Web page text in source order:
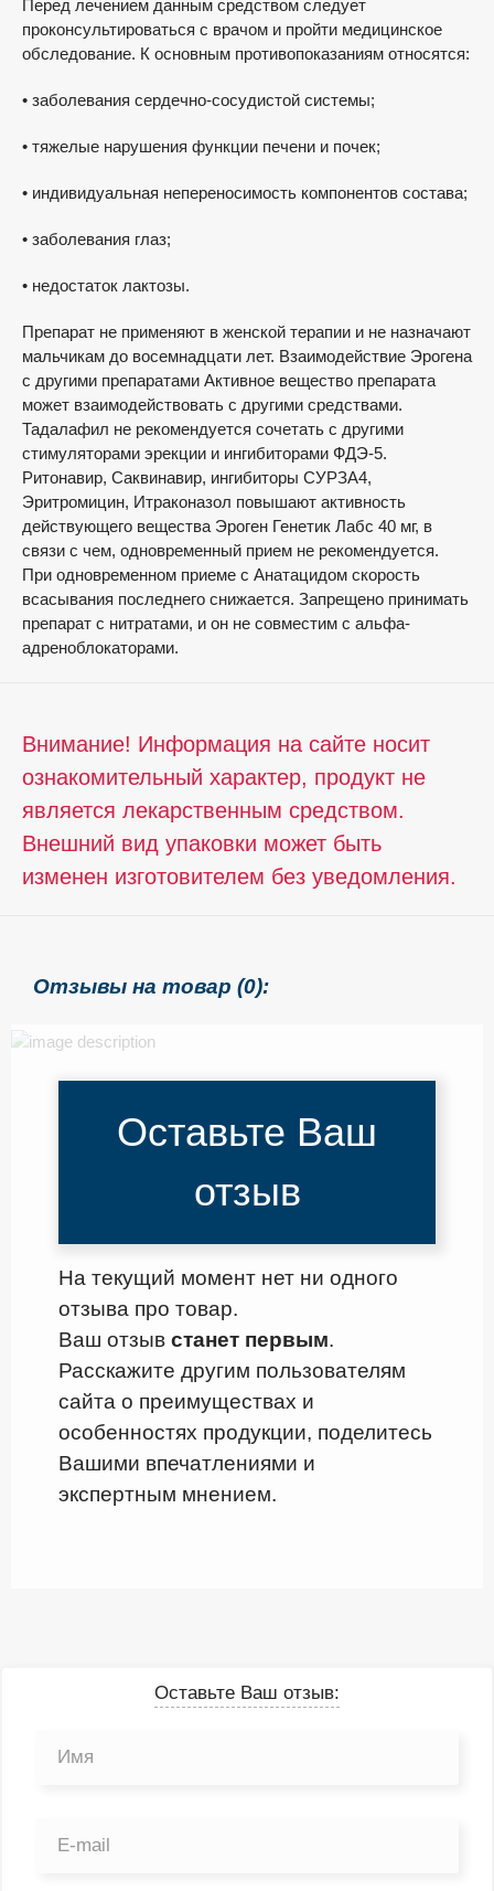
Перед лечением данным средством следует
проконсультироваться с врачом и пройти медицинское
обследование. К основным противопоказаниям относятся:
• заболевания сердечно-сосудистой системы;
• тяжелые нарушения функции печени и почек;
• индивидуальная непереносимость компонентов состава;
• заболевания глаз;
• недостаток лактозы.
Препарат не применяют в женской терапии и не назначают
мальчикам до восемнадцати лет. Взаимодействие Эрогена
с другими препаратами Активное вещество препарата
может взаимодействовать с другими средствами.
Тадалафил не рекомендуется сочетать с другими
стимуляторами эрекции и ингибиторами ФДЭ-5.
Ритонавир, Саквинавир, ингибиторы СУРЗА4,
Эритромицин, Итраконазол повышают активность
действующего вещества Эроген Генетик Лабс 40 мг, в
связи с чем, одновременный прием не рекомендуется.
При одновременном приеме с Анатацидом скорость
всасывания последнего снижается. Запрещено принимать
препарат с нитратами, и он не совместим с альфа-
адреноблокаторами.
Внимание! Информация на сайте носит
ознакомительный характер, продукт не
является лекарственным средством.
Внешний вид упаковки может быть
изменен изготовителем без уведомления.
Отзывы на товар (0):
Оставьте Ваш
отзыв
На текущий момент нет ни одного
отзыва про товар.
Ваш отзыв станет первым.
Расскажите другим пользователям
сайта о преимуществах и
особенностях продукции, поделитесь
Вашими впечатлениями и
экспертным мнением.
Оставьте Ваш отзыв: